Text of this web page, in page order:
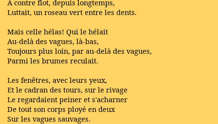
A contre flot, depuis longtemps,
Luttait, un roseau vert entre les dents.
Mais celle hélas! Qui le hélait
Au-delà des vagues, là-bas,
Toujours plus loin, par au-delà des vagues,
Parmi les brumes reculait.
Les fenêtres, avec leurs yeux,
Et le cadran des tours, sur le rivage
Le regardaient peiner et s'acharner
De tout son corps ployé en deux
Sur les vagues sauvages.